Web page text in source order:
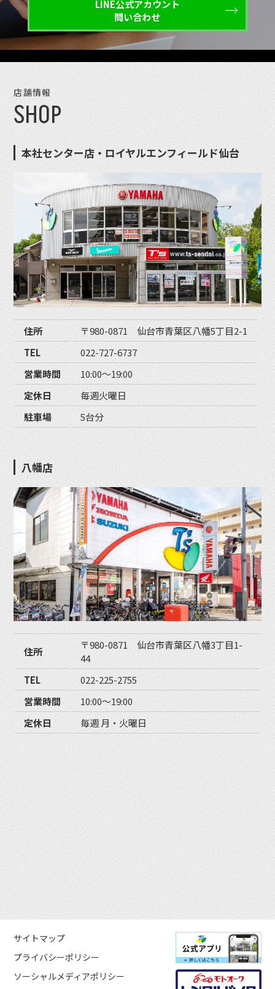
LINE公式アカウント
問い合わせ
店舗情報
SHOP
本社センター店・ロイヤルエンフィールド仙台
住所
〒980-0871 仙台市青葉区八幡5丁目2-1
TEL
022-727-6737
営業時間
10:00〜19:00
定休日
毎週火曜日
駐車場
5台分
八幡店
住所
〒980-0871 仙台市青葉区八幡3丁目1-
44
TEL
022-225-2755
営業時間
10:00〜19:00
定休日
毎週 月・火曜日
サイトマップ
プライバシーポリシー
ソーシャルメディアポリシー